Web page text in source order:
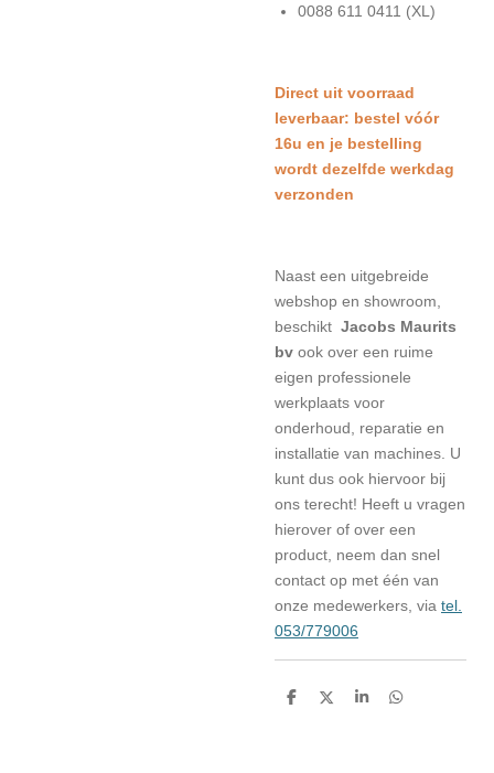
0088 611 0411 (XL)
Direct uit voorraad
leverbaar: bestel vóór
16u en je bestelling
wordt dezelfde werkdag
verzonden
Naast een uitgebreide
webshop en showroom,
beschikt Jacobs Maurits
bv ook over een ruime
eigen professionele
werkplaats voor
onderhoud, reparatie en
installatie van machines. U
kunt dus ook hiervoor bij
ons terecht! Heeft u vragen
hierover of over een
product, neem dan snel
contact op met één van
onze medewerkers, via tel.
053/779006
D
D
S
D